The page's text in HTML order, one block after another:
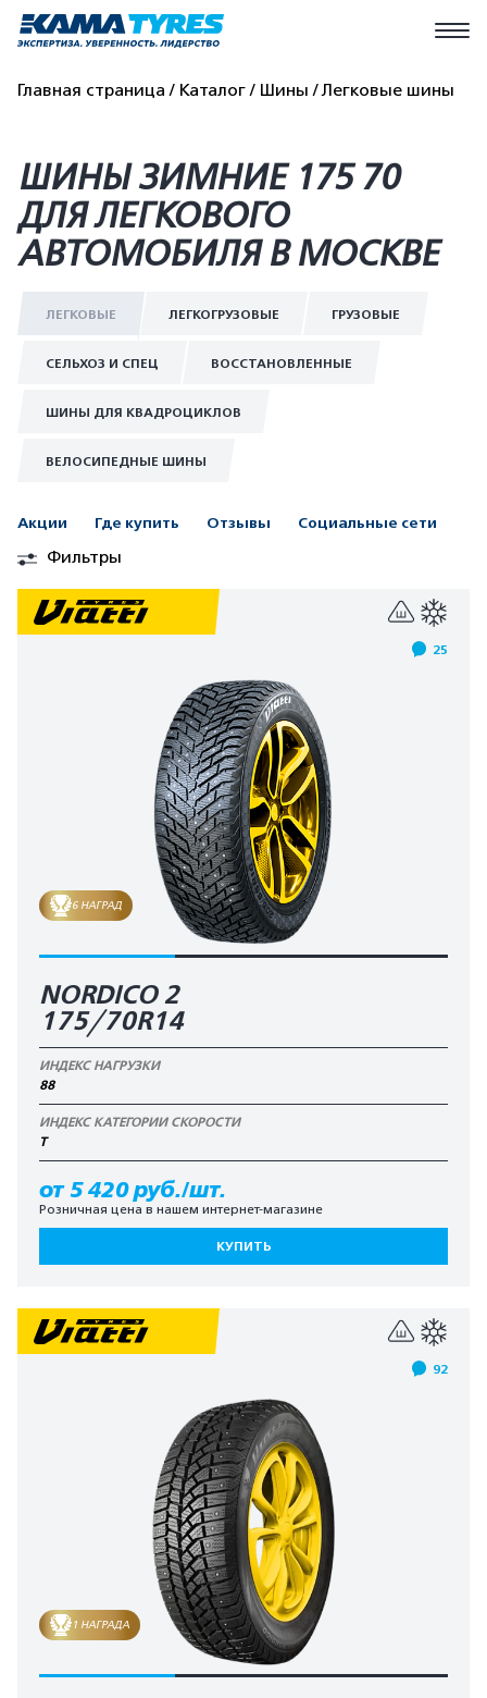
Главная страница Каталог Шины Легковые шины
ШИНЫ ЗИМНИЕ 175 70
ДЛЯ ЛЕГКОВОГО
АВТОМОБИЛЯ В МОСКВЕ
ЛЕГКОВЫЕ ЛЕГКОГРУЗОВЫЕ ГРУЗОВЫЕ
СЕЛЬХОЗ И СПЕЦ ВОССТАНОВЛЕННЫЕ
ШИНЫ ДЛЯ КВАДРОЦИКЛОВ
ВЕЛОСИПЕДНЫЕ ШИНЫ
Акции Где купить Отзывы Социальные сети
Фильтры
25
6 НАГРАД
NORDICO 2
175/70R14
ИНДЕКС НАГРУЗКИ
88
ИНДЕКС КАТЕГОРИИ СКОРОСТИ
T
от 5 420 руб./шт.
Розничная цена в нашем интернет-магазине
КУПИТЬ
92
1 НАГРАДА